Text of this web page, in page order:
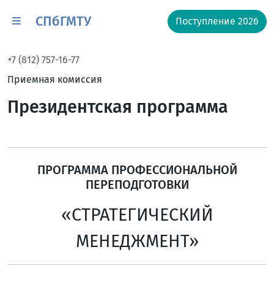
СПбГМТУ Поступление 2026
+7 (812) 757-16-77
Приемная комиссия
Президентская программа
ПРОГРАММА ПРОФЕССИОНАЛЬНОЙ
ПЕРЕПОДГОТОВКИ
«СТРАТЕГИЧЕСКИЙ
МЕНЕДЖМЕНТ»